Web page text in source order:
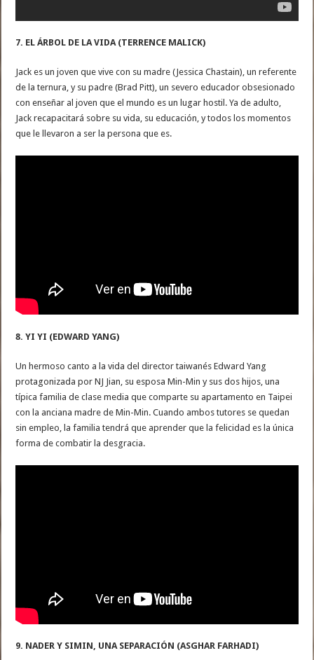
7. EL ÁRBOL DE LA VIDA (TERRENCE MALICK)
Jack es un joven que vive con su madre (Jessica Chastain), un referente
de la ternura, y su padre (Brad Pitt), un severo educador obsesionado
con enseñar al joven que el mundo es un lugar hostil. Ya de adulto,
Jack recapacitará sobre su vida, su educación, y todos los momentos
que le llevaron a ser la persona que es.
8. YI YI (EDWARD YANG)
Un hermoso canto a la vida del director taiwanés Edward Yang
protagonizada por NJ Jian, su esposa Min-Min y sus dos hijos, una
típica familia de clase media que comparte su apartamento en Taipei
con la anciana madre de Min-Min. Cuando ambos tutores se quedan
sin empleo, la familia tendrá que aprender que la felicidad es la única
forma de combatir la desgracia.
9. NADER Y SIMIN, UNA SEPARACIÓN (ASGHAR FARHADI)